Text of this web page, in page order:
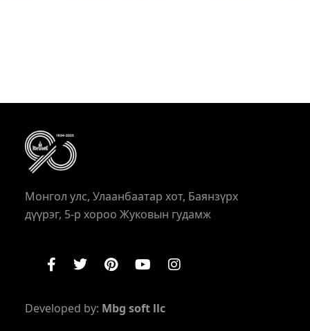
Монгол улс, Улаанбаатар хот, Баянзүрх
дүүрэг, 5-р хороо Жуковын гудамж
Developed by: Mbg soft llc